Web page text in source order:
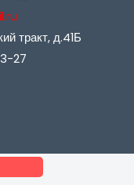
тракт, д.41Б
27